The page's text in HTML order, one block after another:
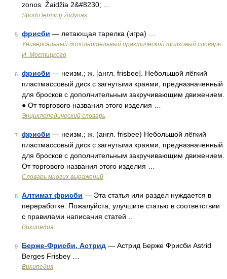
zonos. Žaidžia 2&#8230; …
Sporto terminų žodynas
5 фрисби — летающая тарелка (игра) …
Универсальный дополнительный практический толковый словарь
И. Мостицкого
6 фрисби — неизм.; ж. [англ. frisbee]. Небольшой лёгкий
пластмассовый диск с загнутыми краями, предназначенный
для бросков с дополнительным закручивающим движением.
● От торгового названия этого изделия …
Энциклопедический словарь
7 фрисби — неизм.; ж. (англ. frisbee) Небольшой лёгкий
пластмассовый диск с загнутыми краями, предназначенный
для бросков с дополнительным закручивающим движением.
От торгового названия этого изделия …
Словарь многих выражений
8 Алтимат фрисби — Эта статья или раздел нуждается в
переработке. Пожалуйста, улучшите статью в соответствии
с правилами написания статей …
Википедия
9 Берже-Фрисби, Астрид — Астрид Берже Фрисби Astrid
Berges Frisbey …
Википедия